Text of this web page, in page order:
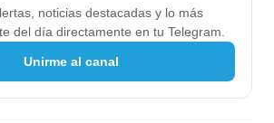
noticias destacadas y lo más
del día directamente en tu Telegram.
Unirme al canal